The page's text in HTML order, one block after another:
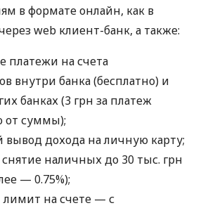
в формате онлайн, как в
web клиент-банк, а также:
платежи на счета
внутри банка (бесплатно) и
банках (3 грн за платеж
от суммы);
вывод дохода на личную карту;
наличных до 30 тыс. грн
— 0.75%);
на счете — с